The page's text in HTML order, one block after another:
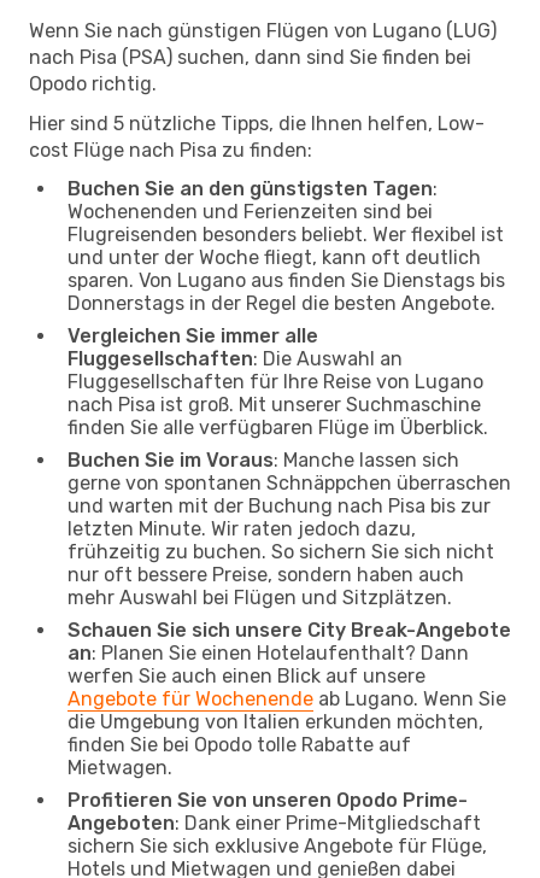
Wenn Sie nach günstigen Flügen von Lugano (LUG)
nach Pisa (PSA) suchen, dann sind Sie finden bei
Opodo richtig.
Hier sind 5 nützliche Tipps, die Ihnen helfen, Low-
cost Flüge nach Pisa zu finden:
Buchen Sie an den günstigsten Tagen:
Wochenenden und Ferienzeiten sind bei
Flugreisenden besonders beliebt. Wer flexibel ist
und unter der Woche fliegt, kann oft deutlich
sparen. Von Lugano aus finden Sie Dienstags bis
Donnerstags in der Regel die besten Angebote.
Vergleichen Sie immer alle
Fluggesellschaften: Die Auswahl an
Fluggesellschaften für Ihre Reise von Lugano
nach Pisa ist groß. Mit unserer Suchmaschine
finden Sie alle verfügbaren Flüge im Überblick.
Buchen Sie im Voraus: Manche lassen sich
gerne von spontanen Schnäppchen überraschen
und warten mit der Buchung nach Pisa bis zur
letzten Minute. Wir raten jedoch dazu,
frühzeitig zu buchen. So sichern Sie sich nicht
nur oft bessere Preise, sondern haben auch
mehr Auswahl bei Flügen und Sitzplätzen.
Schauen Sie sich unsere City Break-Angebote
an: Planen Sie einen Hotelaufenthalt? Dann
werfen Sie auch einen Blick auf unsere
Angebote für Wochenende ab Lugano. Wenn Sie
die Umgebung von Italien erkunden möchten,
finden Sie bei Opodo tolle Rabatte auf
Mietwagen.
Profitieren Sie von unseren Opodo Prime-
Angeboten: Dank einer Prime-Mitgliedschaft
sichern Sie sich exklusive Angebote für Flüge,
Hotels und Mietwagen und genießen dabei